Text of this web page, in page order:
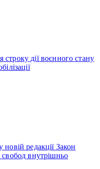
дії воєнного стану
редакції Закон
внутрішньо